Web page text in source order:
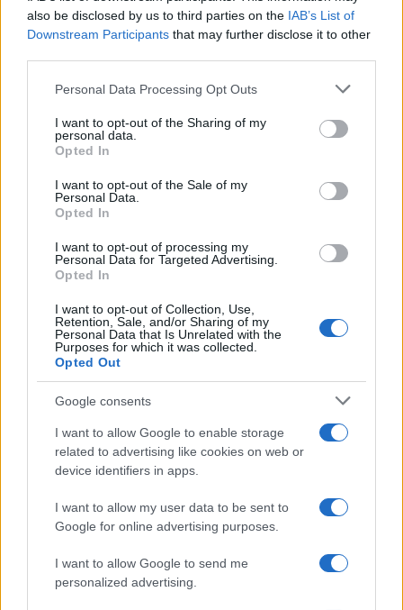
also be disclosed by us to third parties on the IAB’s List of
Downstream Participants that may further disclose it to other
Please note that this website/app uses one or more Google
not limited to your visit or usage behaviour. You may click to
grant or deny consent to Google and its third-party tags to
use your data for below specified purposes in below Google
consent section.
Personal Data Processing Opt Outs
I want to opt-out of the Sharing of my
personal data.
Opted In
I want to opt-out of the Sale of my
Personal Data.
Opted In
I want to opt-out of processing my
Personal Data for Targeted Advertising.
Opted In
I want to opt-out of Collection, Use,
Retention, Sale, and/or Sharing of my
Personal Data that Is Unrelated with the
Purposes for which it was collected.
Opted Out
Google consents
I want to allow Google to enable storage
related to advertising like cookies on web or
device identifiers in apps.
I want to allow my user data to be sent to
Google for online advertising purposes.
I want to allow Google to send me
personalized advertising.
Continua a leggere
CRIPTOVALUTE